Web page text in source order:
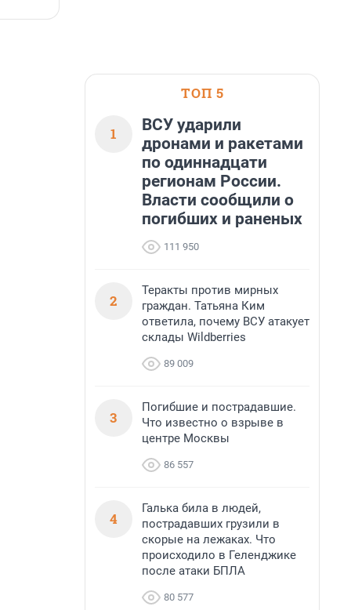
ТОП 5
1
ВСУ ударили
дронами и ракетами
по одиннадцати
регионам России.
Власти сообщили о
погибших и раненых
111 950
2
Теракты против мирных
граждан. Татьяна Ким
ответила, почему ВСУ атакует
склады Wildberries
89 009
3
Погибшие и пострадавшие.
Что известно о взрыве в
центре Москвы
86 557
4
Галька била в людей,
пострадавших грузили в
скорые на лежаках. Что
происходило в Геленджике
после атаки БПЛА
80 577